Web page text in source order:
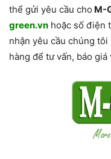
thể gửi yêu cầu cho M-
green.vn hoặc số điện
nhận yêu cầu chúng
hàng để tư vấn, báo